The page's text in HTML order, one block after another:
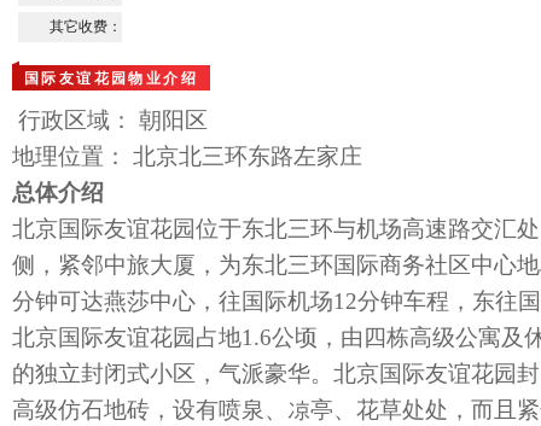
其它收费：
国际友谊花园物业介绍
行政区域： 朝阳区
地理位置： 北京北三环东路左家庄
总体介绍
北京国际友谊花园位于东北三环与机场高速路交汇
侧，紧邻中旅大厦，为东北三环国际商务社区中心
分钟可达燕莎中心，往国际机场12分钟车程，东往
北京国际友谊花园占地1.6公顷，由四栋高级公寓及
的独立封闭式小区，气派豪华。北京国际友谊花园
高级仿石地砖，设有喷泉、凉亭、花草处处，而且